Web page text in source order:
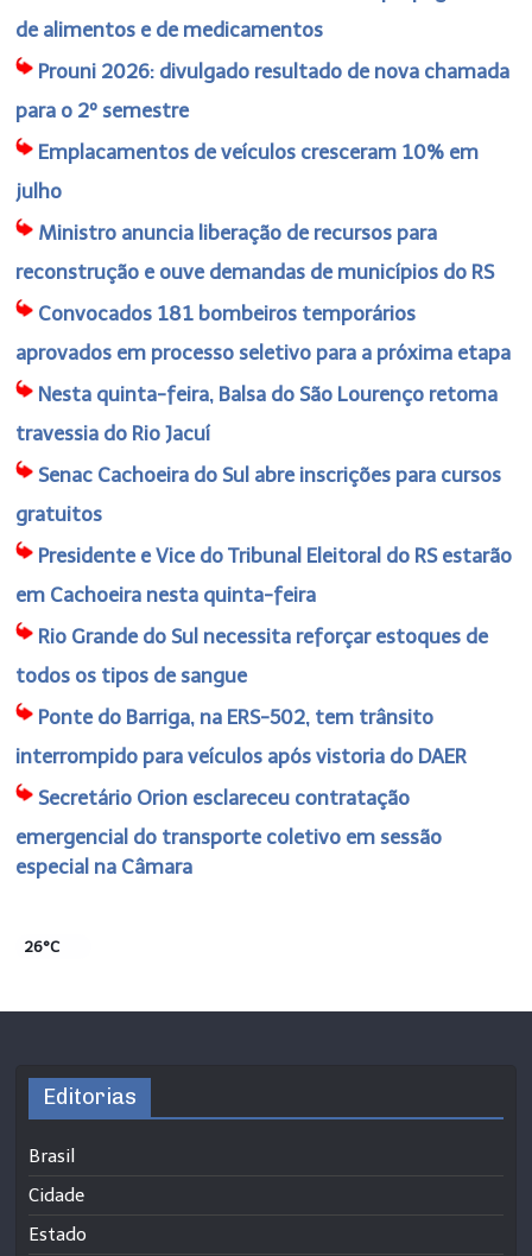
de alimentos e de medicamentos
Prouni 2026: divulgado resultado de nova chamada
para o 2º semestre
Emplacamentos de veículos cresceram 10% em
julho
Ministro anuncia liberação de recursos para
reconstrução e ouve demandas de municípios do RS
Convocados 181 bombeiros temporários
aprovados em processo seletivo para a próxima etapa
Nesta quinta-feira, Balsa do São Lourenço retoma
travessia do Rio Jacuí
Senac Cachoeira do Sul abre inscrições para cursos
gratuitos
Presidente e Vice do Tribunal Eleitoral do RS estarão
em Cachoeira nesta quinta-feira
Rio Grande do Sul necessita reforçar estoques de
todos os tipos de sangue
Ponte do Barriga, na ERS-502, tem trânsito
interrompido para veículos após vistoria do DAER
Secretário Orion esclareceu contratação
emergencial do transporte coletivo em sessão
especial na Câmara
26°C
Editorias
Brasil
Cidade
Estado